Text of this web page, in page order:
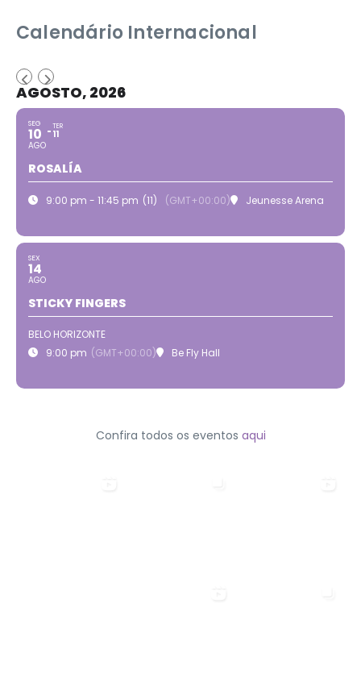
Calendário Internacional
AGOSTO, 2026
SEG
10
AGO
TER
11
ROSALÍA
9:00 pm - 11:45 pm (11) (GMT+00:00) Jeunesse Arena
SEX
14
AGO
STICKY FINGERS
BELO HORIZONTE
9:00 pm (GMT+00:00) Be Fly Hall
Confira todos os eventos aqui